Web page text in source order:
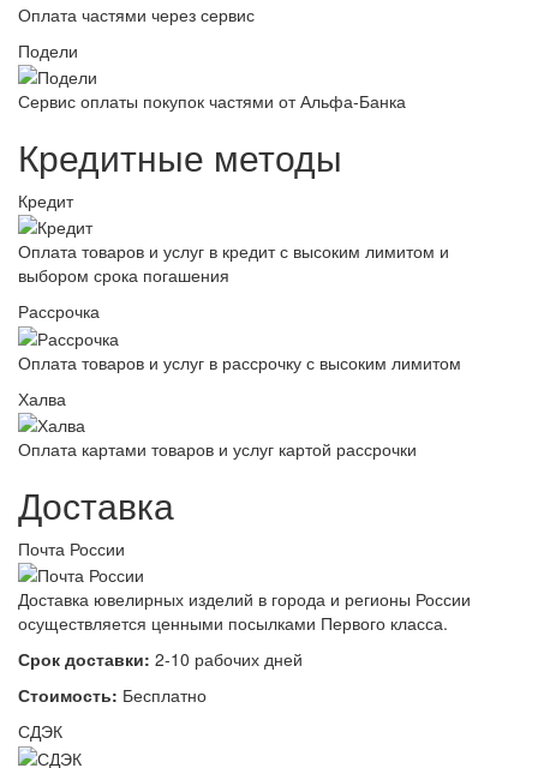
Оплата частями через сервис
Подели
Сервис оплаты покупок частями от Альфа-Банка
Кредитные методы
Кредит
Оплата товаров и услуг в кредит с высоким лимитом и
выбором срока погашения
Рассрочка
Оплата товаров и услуг в рассрочку с высоким лимитом
Халва
Оплата картами товаров и услуг картой рассрочки
Доставка
Почта России
Доставка ювелирных изделий в города и регионы России
осуществляется ценными посылками Первого класса.
Срок доставки: 2-10 рабочих дней
Стоимость: Бесплатно
СДЭК